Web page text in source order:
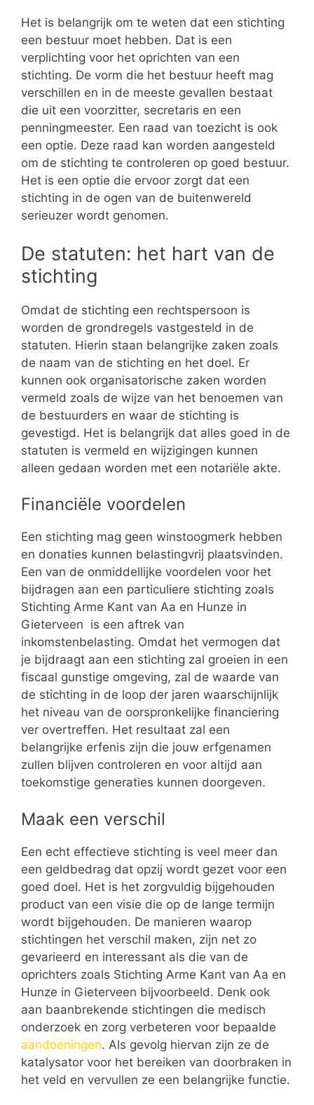
Het is belangrijk om te weten dat een stichting
een bestuur moet hebben. Dat is een
verplichting voor het oprichten van een
stichting. De vorm die het bestuur heeft mag
verschillen en in de meeste gevallen bestaat
die uit een voorzitter, secretaris en een
penningmeester. Een raad van toezicht is ook
een optie. Deze raad kan worden aangesteld
om de stichting te controleren op goed bestuur.
Het is een optie die ervoor zorgt dat een
stichting in de ogen van de buitenwereld
serieuzer wordt genomen.
De statuten: het hart van de
stichting
Omdat de stichting een rechtspersoon is
worden de grondregels vastgesteld in de
statuten. Hierin staan belangrijke zaken zoals
de naam van de stichting en het doel. Er
kunnen ook organisatorische zaken worden
vermeld zoals de wijze van het benoemen van
de bestuurders en waar de stichting is
gevestigd. Het is belangrijk dat alles goed in de
statuten is vermeld en wijzigingen kunnen
alleen gedaan worden met een notariële akte.
Financiële voordelen
Een stichting mag geen winstoogmerk hebben
en donaties kunnen belastingvrij plaatsvinden.
Een van de onmiddellijke voordelen voor het
bijdragen aan een particuliere stichting zoals
Stichting Arme Kant van Aa en Hunze in
Gieterveen is een aftrek van
inkomstenbelasting. Omdat het vermogen dat
je bijdraagt aan een stichting zal groeien in een
fiscaal gunstige omgeving, zal de waarde van
de stichting in de loop der jaren waarschijnlijk
het niveau van de oorspronkelijke financiering
ver overtreffen. Het resultaat zal een
belangrijke erfenis zijn die jouw erfgenamen
zullen blijven controleren en voor altijd aan
toekomstige generaties kunnen doorgeven.
Maak een verschil
Een echt effectieve stichting is veel meer dan
een geldbedrag dat opzij wordt gezet voor een
goed doel. Het is het zorgvuldig bijgehouden
product van een visie die op de lange termijn
wordt bijgehouden. De manieren waarop
stichtingen het verschil maken, zijn net zo
gevarieerd en interessant als die van de
oprichters zoals Stichting Arme Kant van Aa en
Hunze in Gieterveen bijvoorbeeld. Denk ook
aan baanbrekende stichtingen die medisch
onderzoek en zorg verbeteren voor bepaalde
aandoeningen. Als gevolg hiervan zijn ze de
katalysator voor het bereiken van doorbraken in
het veld en vervullen ze een belangrijke functie.